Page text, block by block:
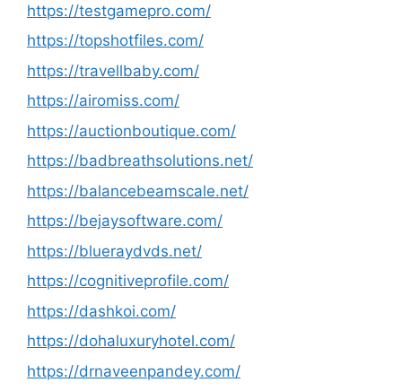
https://testgamepro.com/
https://topshotfiles.com/
https://travellbaby.com/
https://airomiss.com/
https://auctionboutique.com/
https://badbreathsolutions.net/
https://balancebeamscale.net/
https://bejaysoftware.com/
https://blueraydvds.net/
https://cognitiveprofile.com/
https://dashkoi.com/
https://dohaluxuryhotel.com/
https://drnaveenpandey.com/